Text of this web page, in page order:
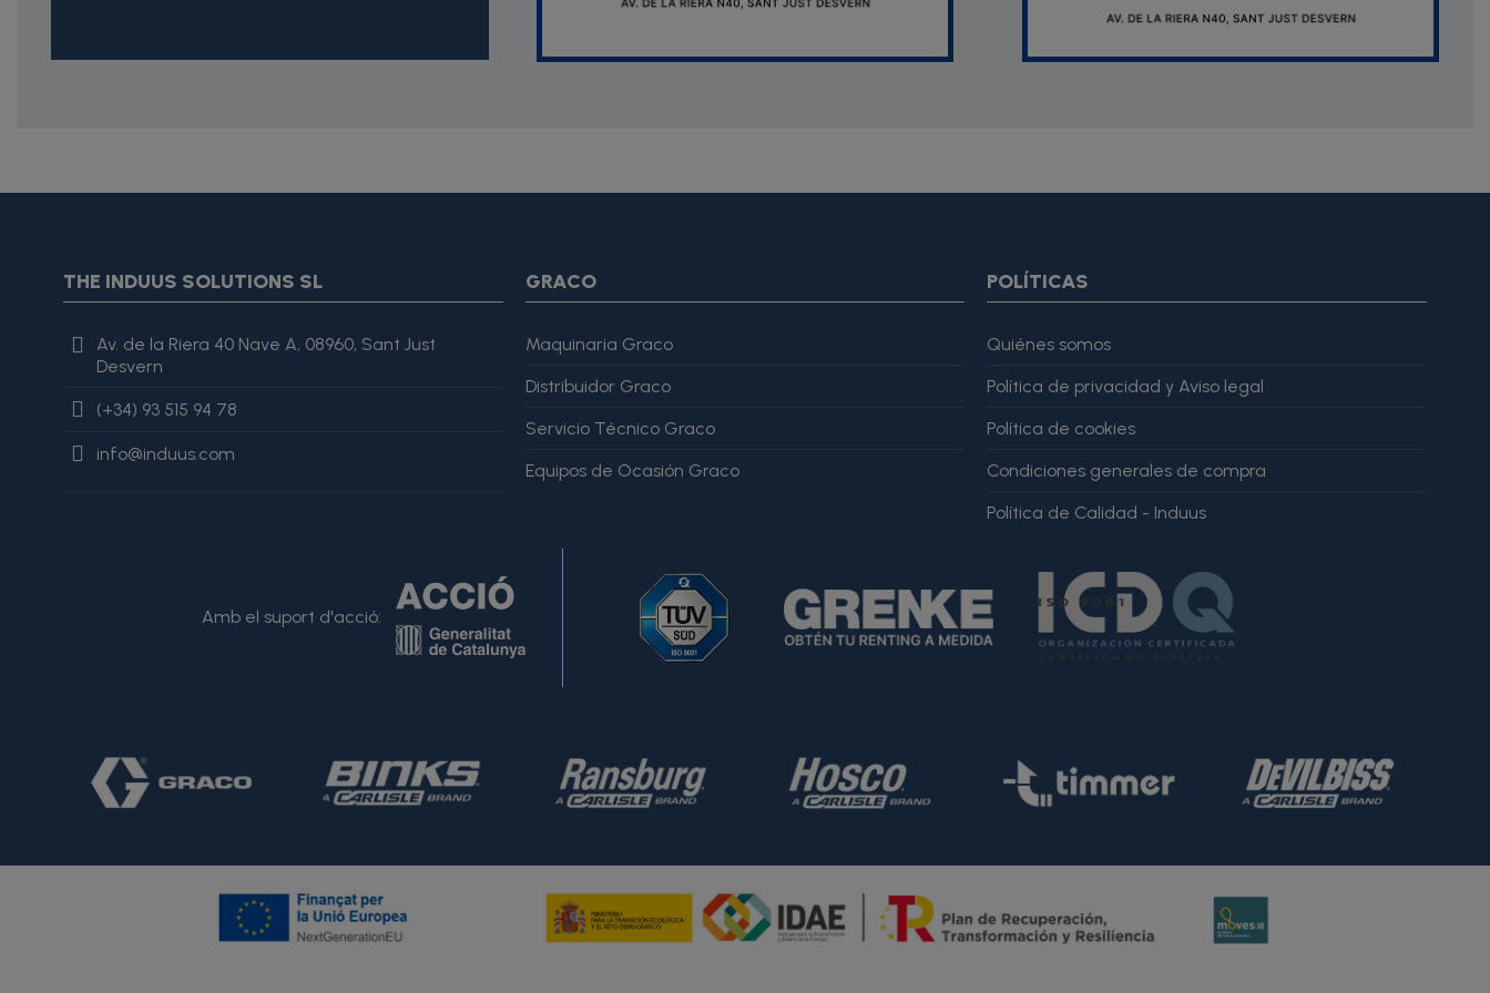
THE INDUUS SOLUTIONS SL
Av. de la Riera 40 Nave A, 08960, Sant Just
Desvern
(+34) 93 515 94 78
info@induus.com
GRACO
Maquinaria Graco
Distribuidor Graco
Servicio Técnico Graco
Equipos de Ocasión Graco
POLÍTICAS
Quiénes somos
Política de privacidad y Aviso legal
Política de cookies
Condiciones generales de compra
Política de Calidad - Induus
Amb el suport d'acció:
"review": { "@type": "Review", "author": { "@type": "Person", "name": "Alfonso Martínez" }, "reviewRating": { "@type": "Rating", "ratingValue": 4, "bestRating": 5 }, "reviewBody": "Este producto
es excelente, lo recomiendo totalmente." }